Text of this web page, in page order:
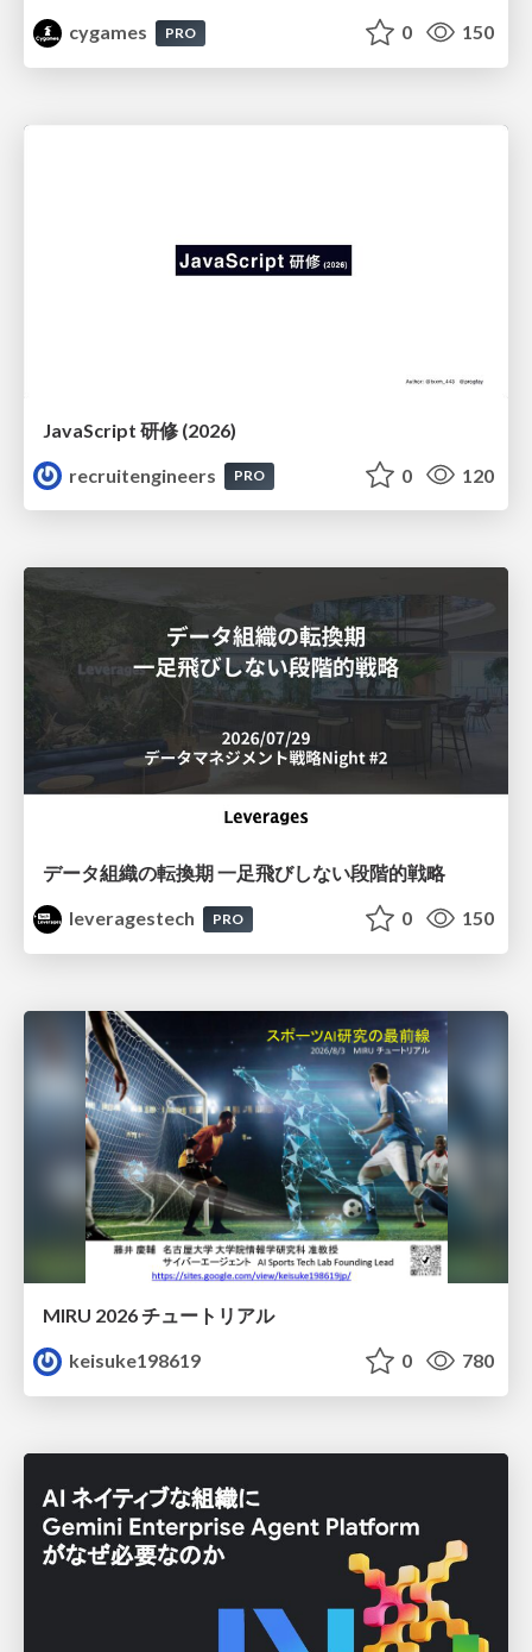
cygames
PRO 0 150
JavaScript 研修 (2026)
recruitengineers
PRO 0 120
データ組織の転換期 一足飛びしない段階的戦略
leveragestech
PRO 0 150
MIRU 2026 チュートリアル
keisuke198619
0 780